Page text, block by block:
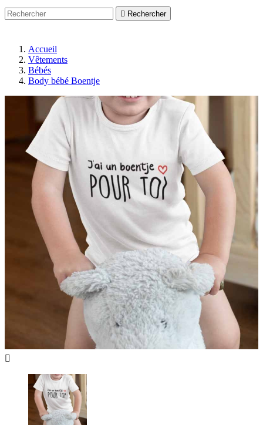
 Rechercher
Accueil
Vêtements
Bébés
Body bébé Boentje
